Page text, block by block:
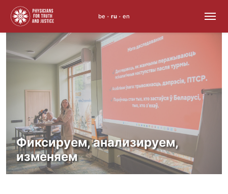
to
content
be • ru • en
Фиксируем, анализируем,
изменяем